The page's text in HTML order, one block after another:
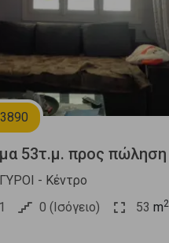
53τ.μ. προς πώληση
- Κέντρο
1 0 (Ισόγειο) 53 m2